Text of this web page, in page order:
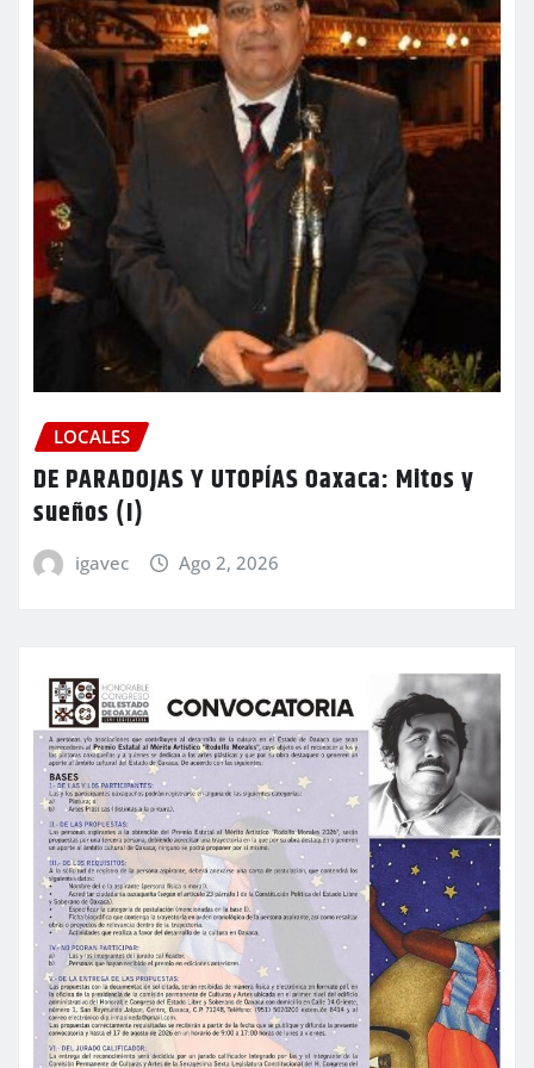
LOCALES
DE PARADOJAS Y UTOPÍAS Oaxaca: Mitos y
sueños (I)
igavec Ago 2, 2026